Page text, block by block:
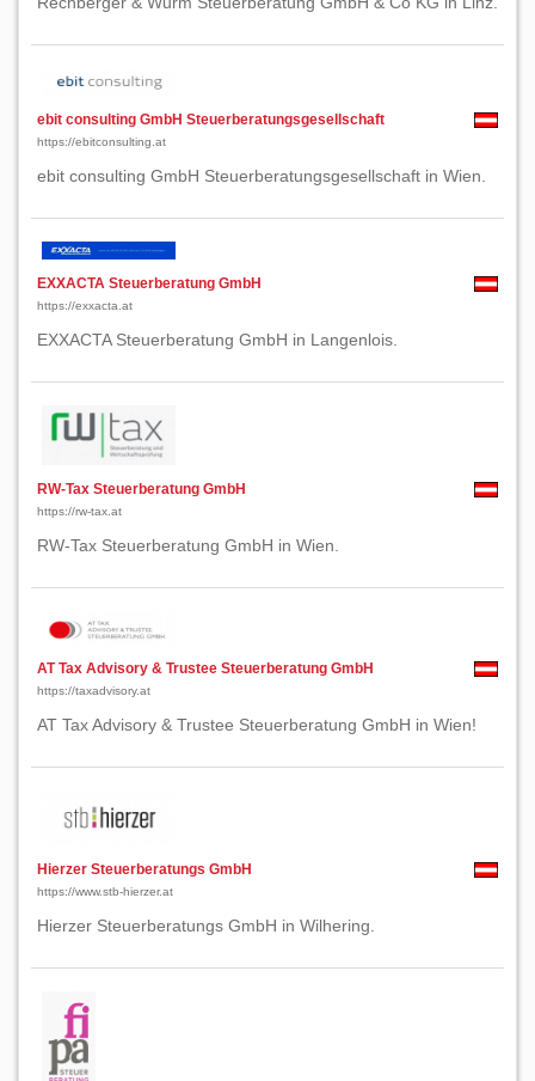
ebit consulting GmbH Steuerberatungsgesellschaft
https://ebitconsulting.at
ebit consulting GmbH Steuerberatungsgesellschaft in Wien.
EXXACTA Steuerberatung GmbH
https://exxacta.at
EXXACTA Steuerberatung GmbH in Langenlois.
RW-Tax Steuerberatung GmbH
https://rw-tax.at
RW-Tax Steuerberatung GmbH in Wien.
AT Tax Advisory & Trustee Steuerberatung GmbH
https://taxadvisory.at
AT Tax Advisory & Trustee Steuerberatung GmbH in Wien!
Hierzer Steuerberatungs GmbH
https://www.stb-hierzer.at
Hierzer Steuerberatungs GmbH in Wilhering.